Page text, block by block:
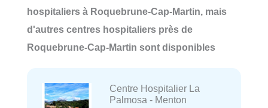
hospitaliers à Roquebrune-Cap-Martin, mais
d'autres centres hospitaliers près de
Roquebrune-Cap-Martin sont disponibles
Centre Hospitalier La
Palmosa - Menton